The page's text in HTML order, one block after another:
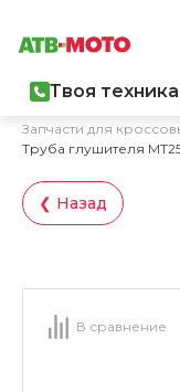
Твоя
Запчасти для
Труба глушителя
❮ Назад
В сравнение